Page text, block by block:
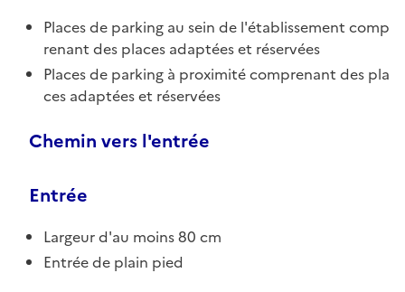
Places de parking au sein de l'établissement comp
renant des places adaptées et réservées
Places de parking à proximité comprenant des pla
ces adaptées et réservées
Chemin vers l'entrée
Entrée
Largeur d'au moins 80 cm
Entrée de plain pied